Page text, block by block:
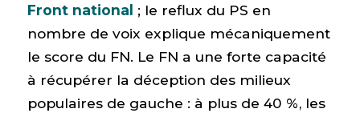
Front national ; le reflux du PS en
nombre de voix explique mécaniquement
le score du FN. Le FN a une forte capacité
à récupérer la déception des milieux
populaires de gauche : à plus de 40 %, les